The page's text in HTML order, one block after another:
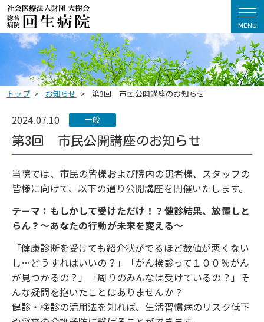
MENU
トップ お知らせ 第3回 市民公開講座のお知らせ
2024.07.10 一般
第3回 市民公開講座のお知らせ
当院では、市民の皆様および院内の患者様、スタッフの
皆様に向けて、以下の通り公開講座を開催いたします。
テーマ：もしかして受けただけ！？健診結果、放置しと
らん？～あなたの行動が未来を変える～
「健康診断を受けても紹介状がでるほど数値が悪くない
し…どうすればいいの？」「がん検診って１００％がん
が見つかるの？」「周りのみんなは受けているの？」そ
んな疑問を抱いたことはありませんか？
健診・検診の活用法を知れば、生活習慣病のリスク低下